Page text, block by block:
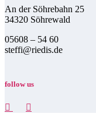
An der Söhrebahn 25
34320 Söhrewald
05608 – 54 60
steffi@riedis.de
follow us